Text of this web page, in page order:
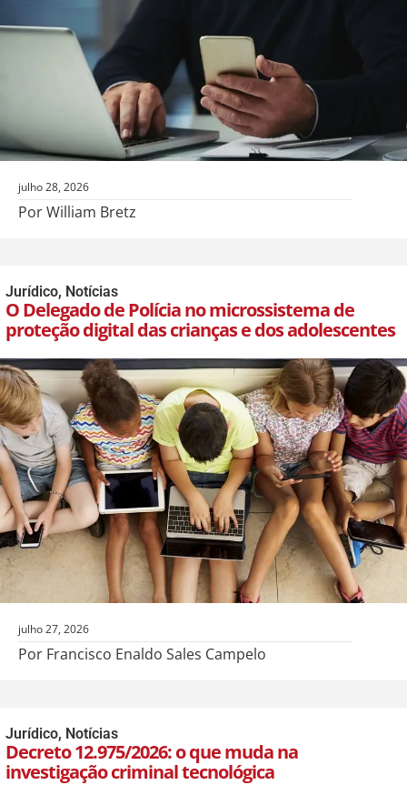
julho 28, 2026
Por William Bretz
Jurídico, Notícias
O Delegado de Polícia no microssistema de
proteção digital das crianças e dos adolescentes
julho 27, 2026
Por Francisco Enaldo Sales Campelo
Jurídico, Notícias
Decreto 12.975/2026: o que muda na
investigação criminal tecnológica